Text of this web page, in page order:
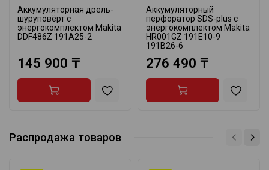
Аккумуляторная дрель-
шуруповёрт с
энергокомплектом Makita
DDF486Z 191A25-2
145 900 ₸
Аккумуляторный
перфоратор SDS-plus с
энергокомплектом Makita
HR001GZ 191E10-9
191B26-6
276 490 ₸
Распродажа товаров